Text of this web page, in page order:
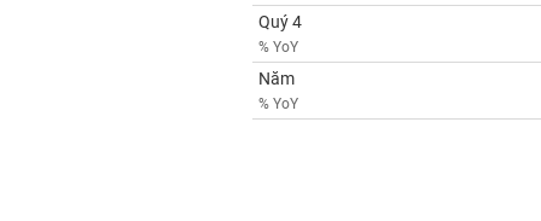
Quý 4
% YoY
Năm
% YoY